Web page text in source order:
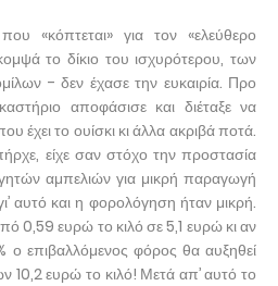
«κόπτεται» για τον «ελεύθερο
το δίκιο του ισχυρότερου, των
- δεν έχασε την ευκαιρία. Προ
αποφάσισε και διέταξε να
έχει το ουίσκι κι άλλα ακριβά ποτά.
είχε σαν στόχο την προστασία
αμπελιών για μικρή παραγωγή
αυτό και η φορολόγηση ήταν μικρή.
0,59 ευρώ το κιλό σε 5,1 ευρώ κι αν
ο επιβαλλόμενος φόρος θα αυξηθεί
10,2 ευρώ το κιλό! Μετά απ’ αυτό το